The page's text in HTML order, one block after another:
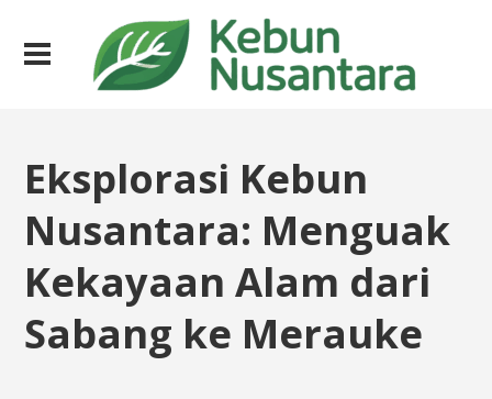
Eksplorasi Kebun
Nusantara: Menguak
Kekayaan Alam dari
Sabang ke Merauke